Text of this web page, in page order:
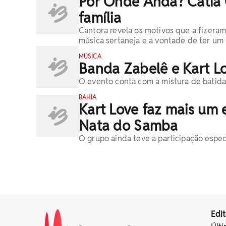
família
Cantora revela os motivos que a
música sertaneja e a vontade de ter um
MÚSICA
Banda Zabelê e Kart
O evento conta com a mistura de
BAHIA
Kart Love faz mais um
Nata do Samba
O grupo ainda teve a participação